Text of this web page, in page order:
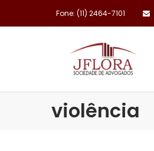
Fone: (11) 2464-7101
violência